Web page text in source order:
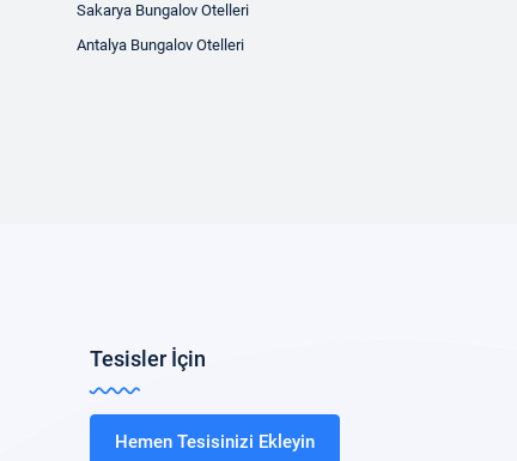
Sakarya Bungalov Otelleri
Antalya Bungalov Otelleri
Tesisler İçin
Hemen Tesisinizi Ekleyin